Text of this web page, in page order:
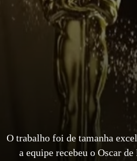
O trabalho foi de tamanha
a equipe recebeu o Oscar